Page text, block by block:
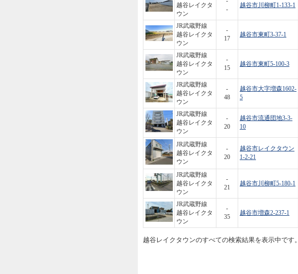
越谷レイクタ
ウン
-
越谷市川柳町1-133-1
JR武蔵野線
越谷レイクタ
ウン
-
17
越谷市東町3-37-1
JR武蔵野線
越谷レイクタ
ウン
-
15
越谷市東町5-100-3
JR武蔵野線
越谷レイクタ
ウン
-
48
越谷市大字増森1602-
5
JR武蔵野線
越谷レイクタ
ウン
-
20
越谷市流通団地3-3-
10
JR武蔵野線
越谷レイクタ
ウン
-
20
越谷市レイクタウン
1-2-21
JR武蔵野線
越谷レイクタ
ウン
-
21
越谷市川柳町5-180-1
JR武蔵野線
越谷レイクタ
ウン
-
35
越谷市増森2-237-1
越谷レイクタウンのすべての検索結果を表示中です。